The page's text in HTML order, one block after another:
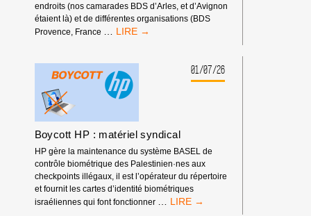
endroits (nos camarades BDS d’Arles, et d’Avignon
étaient là) et de différentes organisations (BDS
Provence, France … RASSEMBLEMENT
RENCONTRES
ÉCONOMIQUES
D’AIX-
01/07/26
Boycott HP : matériel syndical
HP gère la maintenance du système BASEL de
contrôle biométrique des Palestinien·nes aux
checkpoints illégaux, il est l’opérateur du répertoire
et fournit les cartes d’identité biométriques
israéliennes qui font fonctionner
BOYCOTT